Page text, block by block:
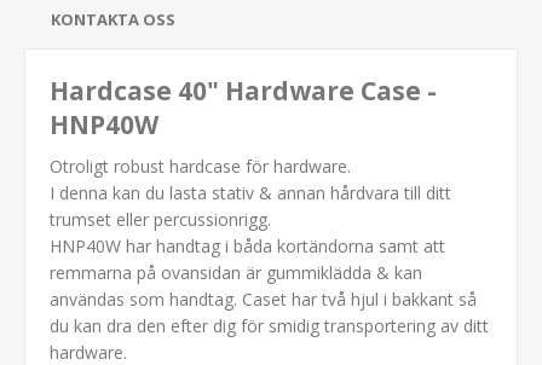
KONTAKTA OSS
Hardcase 40" Hardware Case -
HNP40W
Otroligt robust hardcase för hardware.
I denna kan du lasta stativ & annan hårdvara till ditt
trumset eller percussionrigg.
HNP40W har handtag i båda kortändorna samt att
remmarna på ovansidan är gummiklädda & kan
användas som handtag. Caset har två hjul i bakkant så
du kan dra den efter dig för smidig transportering av ditt
hardware.